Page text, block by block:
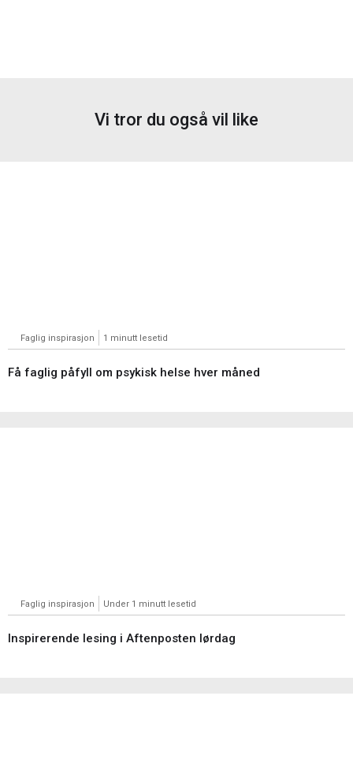
Vi tror du også vil like
Faglig inspirasjon 1 minutt lesetid
Få faglig påfyll om psykisk helse hver måned
Faglig inspirasjon Under 1 minutt lesetid
Inspirerende lesing i Aftenposten lørdag